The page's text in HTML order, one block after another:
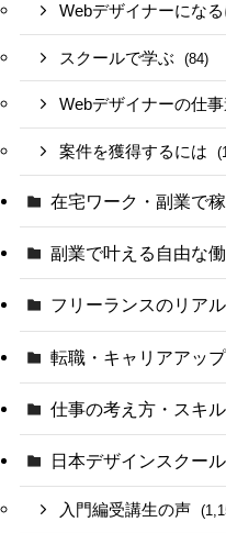
Webデザイナーにな
スクールで学ぶ (84)
Webデザイナーの仕
案件を獲得するには
在宅ワーク・副業で
副業で叶える自由な
フリーランスのリアル
転職・キャリアアップ
仕事の考え方・スキル
日本デザインスクー
入門編受講生の声